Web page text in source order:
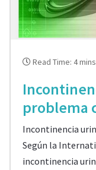
Read Time: 4 mins
problema
Incontinencia
Según la
incontinencia